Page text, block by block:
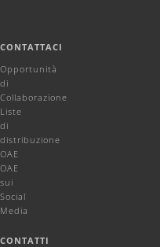
CONTATTACI
Opportunità
di
Collaborazione
Liste
di
distribuzione
OAE
OAE
sui
Social
Media
CONTATTI